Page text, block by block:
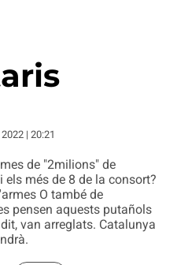
| 20:21
de "2milions" de
els més de 8 de la consort?
O també de
pensen aquests putañols
van arreglats. Catalunya